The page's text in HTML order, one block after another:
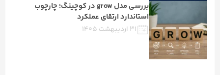
بررسی مدل grow در کوچینگ؛ چارچوب
استاندارد ارتقای عملکرد
۳۱ اردیبهشت ۱۴۰۵